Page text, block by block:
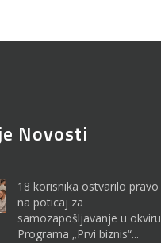
Novosti
18 korisnika ostvarilo pravo
na poticaj za
samozapošljavanje u okviru
Programa „Prvi biznis“...